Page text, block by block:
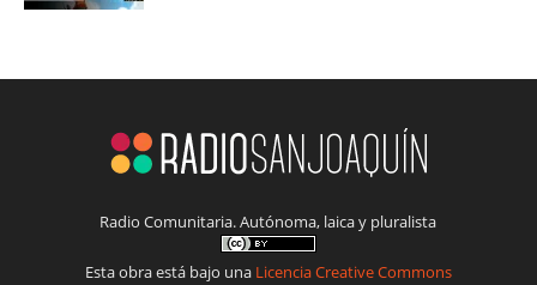
Radio Comunitaria. Autónoma, laica y pluralista
Esta obra está bajo una Licencia Creative Commons